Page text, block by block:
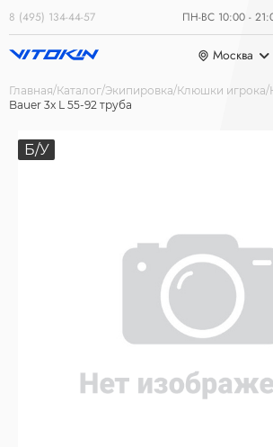
8 (495) 134-44-57 ПН-ВС 10:00 -
Москва
Главная Каталог Экипировка Клюшки игрока
Bauer 3x L 55-92 труба
Б/У